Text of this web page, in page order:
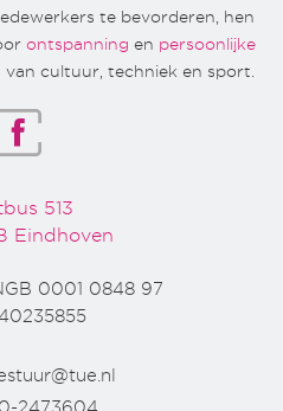
te bevorderen, hen
ontspanning en persoonlijke
cultuur, techniek en sport.
513
Eindhoven
0001 0848 97
2473604